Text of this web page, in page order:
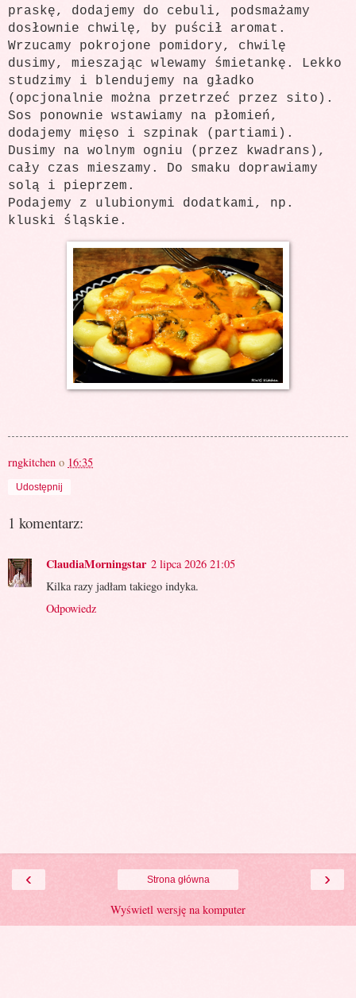
praskę, dodajemy do cebuli, podsmażamy
dosłownie chwilę, by puścił aromat.
Wrzucamy pokrojone pomidory, chwilę
dusimy, mieszając wlewamy śmietankę. Lekko
studzimy i blendujemy na gładko
(opcjonalnie można przetrzeć przez sito).
Sos ponownie wstawiamy na płomień,
dodajemy mięso i szpinak (partiami).
Dusimy na wolnym ogniu (przez kwadrans),
cały czas mieszamy. Do smaku doprawiamy
solą i pieprzem.
Podajemy z ulubionymi dodatkami, np.
kluski śląskie.
rngkitchen o 16:35
Udostępnij
1 komentarz:
ClaudiaMorningstar 2 lipca 2026 21:05
Kilka razy jadłam takiego indyka.
Odpowiedz
‹ ›
Strona główna
Wyświetl wersję na komputer